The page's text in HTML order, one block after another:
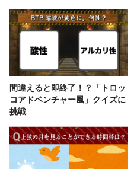
間違えると即終了！？「トロッ
コアドベンチャー風」クイズに
挑戦